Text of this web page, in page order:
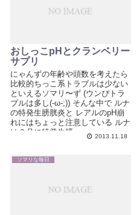
おしっこpHとクランベリー
サプリ
にゃんずの年齢や頭数を考えたら
比較的ちっこ系トラブルは少ない
といえるソマリ〜ず (ウンぴトラ
ブルは多し(-ω-;)) そんな中で ルナ
の特発生膀胱炎と レアルのpH崩
れにはちょっと注意している ルナ
は６月に特発生膀...
2013.11.18
ソマリな毎日